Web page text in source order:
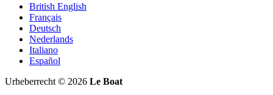
British English
Français
Deutsch
Nederlands
Italiano
Español
Urheberrecht © 2026 Le Boat